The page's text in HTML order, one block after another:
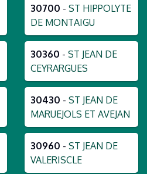
30700 - ST HIPPOLYTE
DE MONTAIGU
30360 - ST JEAN DE
CEYRARGUES
30430 - ST JEAN DE
MARUEJOLS ET AVEJAN
30960 - ST JEAN DE
VALERISCLE